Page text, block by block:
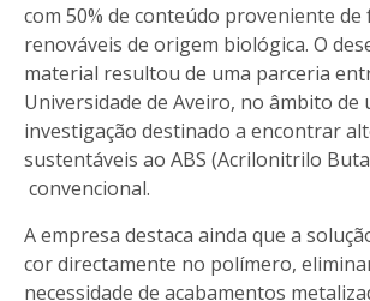
com 50% de conteúdo proveniente de
renováveis de origem biológica. O
material resultou de uma parceria
Universidade de Aveiro, no âmbito de
investigação destinado a encontrar
sustentáveis ao ABS (Acrilonitrilo
convencional.
A empresa destaca ainda que a
cor directamente no polímero,
necessidade de acabamentos